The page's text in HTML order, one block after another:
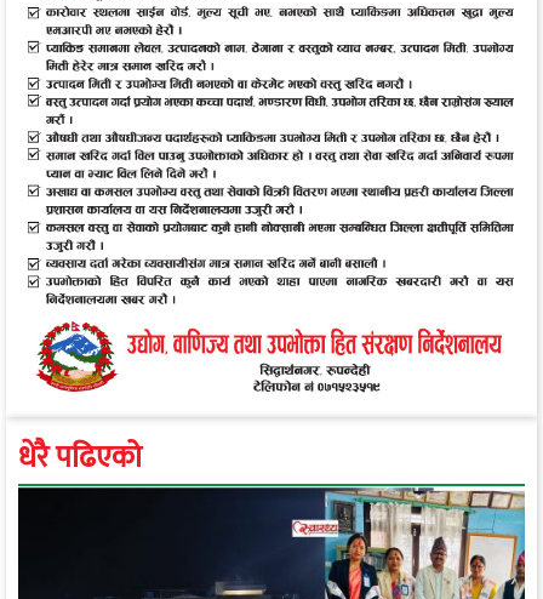
धेरै पढिएको